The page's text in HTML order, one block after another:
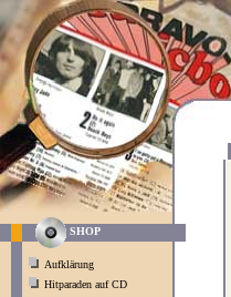
SHOP
Aufklärung
Hitparaden auf CD